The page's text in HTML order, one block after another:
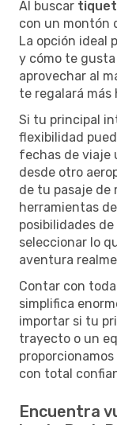
Al buscar
con un montón
La opción ideal
y cómo te
aprovechar al
te regalará
Si tu principal
flexibilidad
fechas de viaje
desde otro
de tu pasaje de
herramientas
posibilidades
seleccionar lo
aventura
Contar con
simplifica
importar si tu
trayecto o un
con total
Encuentra